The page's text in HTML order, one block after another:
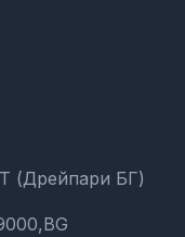
(Дрейпари БГ)